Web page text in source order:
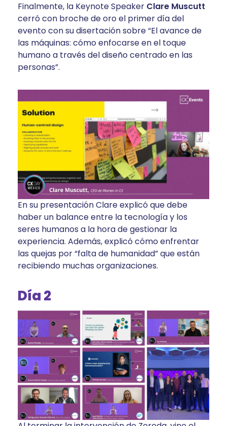
Finalmente, la Keynote Speaker Clare Muscutt
cerró con broche de oro el primer día del
evento con su disertación sobre “El avance de
las máquinas: cómo enfocarse en el toque
humano a través del diseño centrado en las
personas”.
En su presentación Clare explicó que debe
haber un balance entre la tecnología y los
seres humanos a la hora de gestionar la
experiencia. Además, explicó cómo enfrentar
las quejas por “falta de humanidad” que están
recibiendo muchas organizaciones.
Día 2